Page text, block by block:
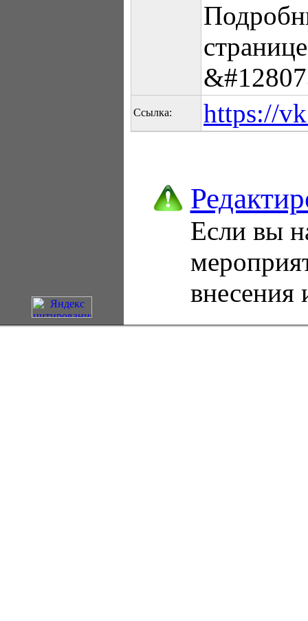
Ссылка: https://
Если вы